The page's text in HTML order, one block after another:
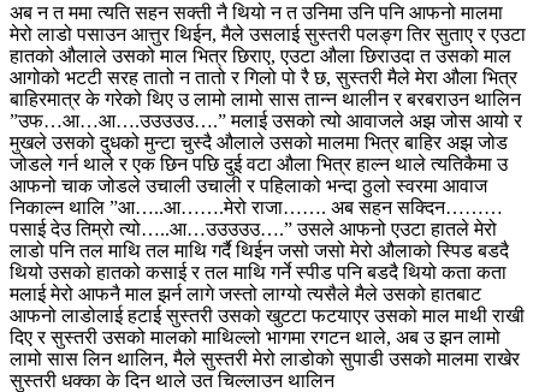
अब न त ममा त्यति सहन सक्ती नै थियो न त उनिमा उनि पनि आफनो मालमा
मेरो लाडो पसाउन आत्तुर थिईन, मैले उसलाई सुस्तरी पलङ्ग तिर सुताए र एउटा
हातको औलाले उसको माल भित्र छिराए, एउटा औला छिराउदा त उसको माल
आगोको भटटी सरह तातो न तातो र गिलो पो रै छ, सुस्तरी मैले मेरा औला भित्र
बाहिरमात्र के गरेको थिए उ लामो लामो सास तान्न थालीन र बरबराउन थालिन
”उफ…आ…आ….उउउउउ….” मलाई उसको त्यो आवाजले अझ जोस आयो र
मुखले उसको दुधको मुन्टा चुस्दै औलाले उसको मालमा भित्र बाहिर अझ जोड
जोडले गर्न थाले र एक छिन पछि दुई वटा औला भित्र हाल्न थाले त्यतिकैमा उ
आफनो चाक जोडले उचाली उचाली र पहिलाको भन्दा ठुलो स्वरमा आवाज
निकाल्न थालि ”आ…..आ…….मेरो राजा……. अब सहन सक्दिन………
पसाई देउ तिम्रो त्यो…..आ…उउउउउ….” उसले आफनो एउटा हातले मेरो
लाडो पनि तल माथि तल माथि गर्दै थिईन जसो जसो मेरो औलाको स्पिड बडदै
थियो उसको हातको कसाई र तल माथि गर्ने स्पीड पनि बडदै थियो कता कता
मलाई मेरो आफनै माल झर्न लागे जस्तो लाग्यो त्यसैले मैले उसको हातबाट
आफनो लाडोलाई हटाई सुस्तरी उसको खुटटा फटयाएर उसको माल माथी राखी
दिए र सुस्तरी उसको मालको माथिल्लो भागमा रगटन थाले, अब उ झन लामो
लामो सास लिन थालिन, मैले सुस्तरी मेरो लाडोको सुपाडी उसको मालमा राखेर
सुस्तरी धक्का के दिन थाले उत चिल्लाउन थालिन